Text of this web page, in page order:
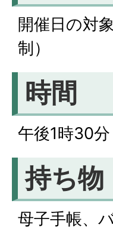
開催日の対
制）
時間
午後1時30
持ち物
母子手帳、